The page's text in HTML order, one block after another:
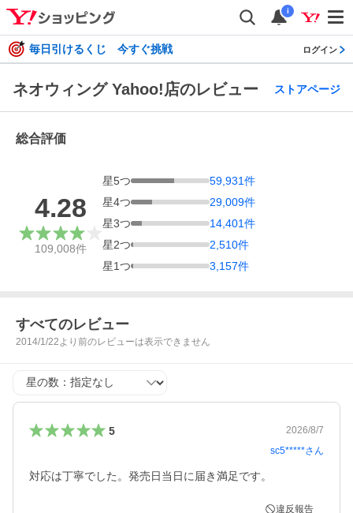
i
毎日引けるくじ 今すぐ挑戦 ログイン
ネオウィング Yahoo!店のレビュー ストアページ
総合評価
4.28
109,008件
星5つ 59,931件
星4つ 29,009件
星3つ 14,401件
星2つ 2,510件
星1つ 3,157件
すべてのレビュー
2014/1/22より前のレビューは表示できません
星の数
5
2026/8/7
sc5*****さん
対応は丁寧でした。発売日当日に届き満足です。
違反報告